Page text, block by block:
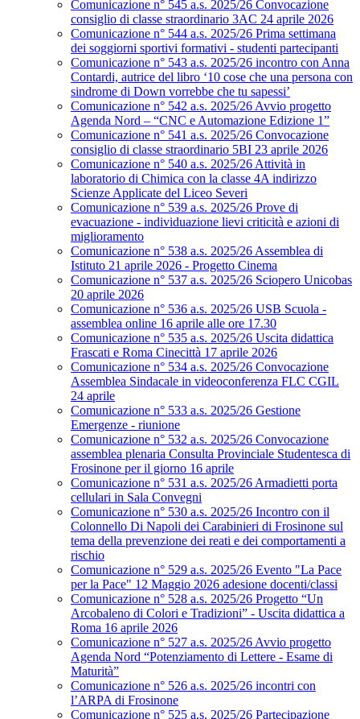
Comunicazione n° 545 a.s. 2025/26 Convocazione
consiglio di classe straordinario 3AC 24 aprile 2026
Comunicazione n° 544 a.s. 2025/26 Prima settimana
dei soggiorni sportivi formativi - studenti partecipanti
Comunicazione n° 543 a.s. 2025/26 incontro con Anna
Contardi, autrice del libro ‘10 cose che una persona con
sindrome di Down vorrebbe che tu sapessi’
Comunicazione n° 542 a.s. 2025/26 Avvio progetto
Agenda Nord – “CNC e Automazione Edizione 1”
Comunicazione n° 541 a.s. 2025/26 Convocazione
consiglio di classe straordinario 5BI 23 aprile 2026
Comunicazione n° 540 a.s. 2025/26 Attività in
laboratorio di Chimica con la classe 4A indirizzo
Scienze Applicate del Liceo Severi
Comunicazione n° 539 a.s. 2025/26 Prove di
evacuazione - individuazione lievi criticità e azioni di
miglioramento
Comunicazione n° 538 a.s. 2025/26 Assemblea di
Istituto 21 aprile 2026 - Progetto Cinema
Comunicazione n° 537 a.s. 2025/26 Sciopero Unicobas
20 aprile 2026
Comunicazione n° 536 a.s. 2025/26 USB Scuola -
assemblea online 16 aprile alle ore 17.30
Comunicazione n° 535 a.s. 2025/26 Uscita didattica
Frascati e Roma Cinecittà 17 aprile 2026
Comunicazione n° 534 a.s. 2025/26 Convocazione
Assemblea Sindacale in videoconferenza FLC CGIL
24 aprile
Comunicazione n° 533 a.s. 2025/26 Gestione
Emergenze - riunione
Comunicazione n° 532 a.s. 2025/26 Convocazione
assemblea plenaria Consulta Provinciale Studentesca di
Frosinone per il giorno 16 aprile
Comunicazione n° 531 a.s. 2025/26 Armadietti porta
cellulari in Sala Convegni
Comunicazione n° 530 a.s. 2025/26 Incontro con il
Colonnello Di Napoli dei Carabinieri di Frosinone sul
tema della prevenzione dei reati e dei comportamenti a
rischio
Comunicazione n° 529 a.s. 2025/26 Evento "La Pace
per la Pace" 12 Maggio 2026 adesione docenti/classi
Comunicazione n° 528 a.s. 2025/26 Progetto “Un
Arcobaleno di Colori e Tradizioni” - Uscita didattica a
Roma 16 aprile 2026
Comunicazione n° 527 a.s. 2025/26 Avvio progetto
Agenda Nord “Potenziamento di Lettere - Esame di
Maturità”
Comunicazione n° 526 a.s. 2025/26 incontri con
l’ARPA di Frosinone
Comunicazione n° 525 a.s. 2025/26 Partecipazione